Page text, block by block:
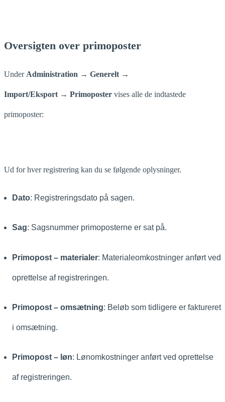
Oversigten over primoposter
Under Administration → Generelt →
Import/Eksport → Primoposter vises alle de indtastede
primoposter:
Ud for hver registrering kan du se følgende oplysninger.
Dato: Registreringsdato på sagen.
Sag: Sagsnummer primoposterne er sat på.
Primopost – materialer: Materialeomkostninger anført ved
oprettelse af registreringen.
Primopost – omsætning: Beløb som tidligere er faktureret
i omsætning.
Primopost – løn: Lønomkostninger anført ved oprettelse
af registreringen.